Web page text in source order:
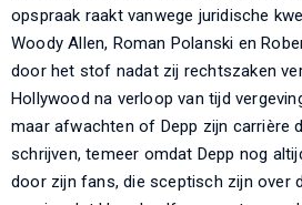
opspraak raakt vanwege juridische
Woody Allen, Roman Polanski en
door het stof nadat zij rechtszaken
Hollywood na verloop van tijd
maar afwachten of Depp zijn carrière
schrijven, temeer omdat Depp nog
door zijn fans, die sceptisch zijn over